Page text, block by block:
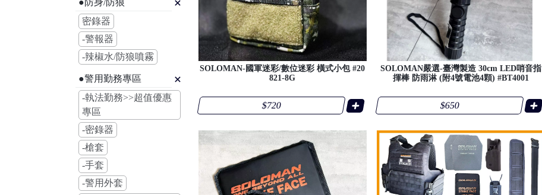
●防身/防狼
密錄器
-警報器
-辣椒水/防狼噴霧
●警用勤務專區
-執法勤務>>超值優惠
專區
-密錄器
-槍套
-手套
-警用外套
SOLOMAN-國軍迷彩/數位迷彩 橫式小包 #20
821-8G
$720
SOLOMAN嚴選-臺灣製造 30cm LED哨音指
揮棒 防雨淋 (附4號電池4顆) #BT4001
$650